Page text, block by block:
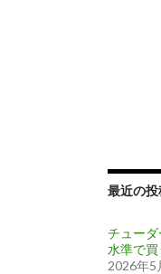
最近の投
チュー
水準で
2026年5